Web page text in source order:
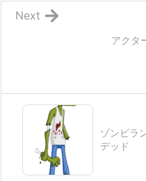
アクタ
Next
ゾンビラ
デッド